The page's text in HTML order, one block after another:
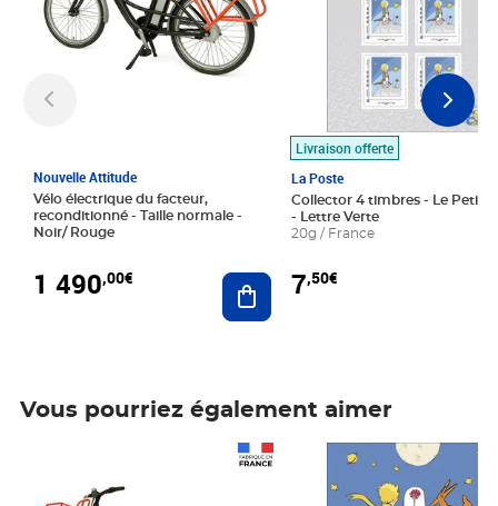
Nouvelle Attitude
Vélo électrique du facteur,
reconditionné - Taille normale -
Noir/ Rouge
1 490,00€ Ajouter au panier
Livraison offerte
La Poste
Collector 4 timbres - Le Petit
- Lettre Verte
20g / France
7,50€
Vous pourriez également aimer
Prix 7,50€